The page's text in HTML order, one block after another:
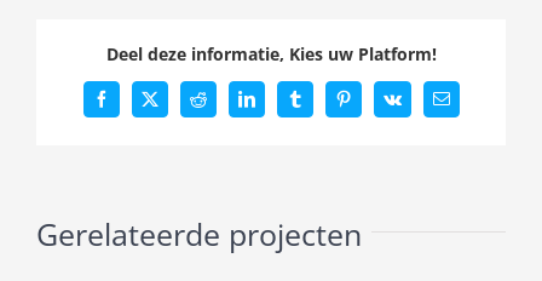
Deel deze informatie, Kies uw Platform!
Facebook
X Reddit LinkedInTumblrPinterest
Vk
E-
mail
Gerelateerde projecten